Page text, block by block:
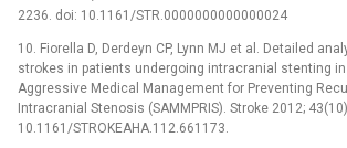
2236. doi: 10.1161/STR.0000000000000024
10. Fiorella D, Derdeyn CP, Lynn MJ et al. Detailed
strokes in patients undergoing intracranial stenting in
Aggressive Medical Management for Preventing
Intracranial Stenosis (SAMMPRIS). Stroke 2012;
10.1161/STROKEAHA.112.661173.